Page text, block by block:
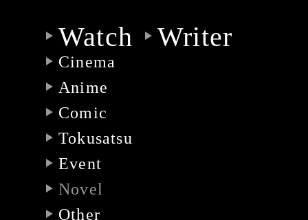
Watch
Cinema
Anime
Comic
Tokusatsu
Event
Novel
Other
Writer